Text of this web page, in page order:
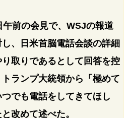
前の会見で、WSJの報道
、日米首脳電話会談の詳細
取りであるとして回答を控
ランプ大統領から「極めて
でも電話をしてきてほし
改めて述べた。